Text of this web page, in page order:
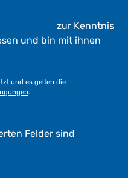
zur Kenntnis
und bin mit ihnen
und es gelten die
.
Felder sind